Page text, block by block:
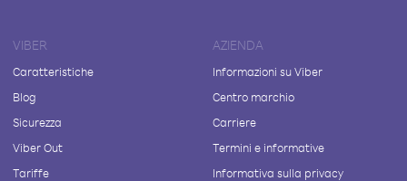
VIBER
Caratteristiche
Blog
Sicurezza
Viber Out
Tariffe
AZIENDA
Informazioni su Viber
Centro marchio
Carriere
Termini e informative
Informativa sulla privacy